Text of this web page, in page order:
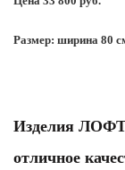
Размер: ширина 80
Изделия ЛОФТ
отличное